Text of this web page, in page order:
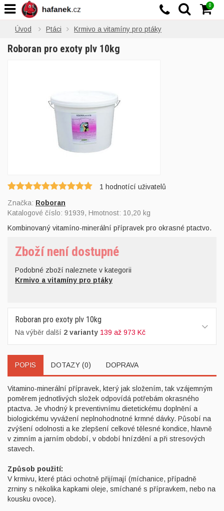
Úvod Ptáci Krmivo a vitamíny pro ptáky
Roboran pro exoty plv 10kg
1 hodnotící uživatelů
Značka: Roboran
Katalogové číslo: 91939, Hmotnost: 10,20 kg
Kombinovaný vitamíno-minerální přípravek pro okrasné ptactvo.
Zboží není dostupné
Podobné zboží naleznete v kategorii
Krmivo a vitamíny pro ptáky
Roboran pro exoty plv 10kg
Na výběr další 2 varianty 139 až 973 Kč
POPIS DOTAZY (0) DOPRAVA
Vitamino-minerální přípravek, který jak složením, tak vzájemným
poměrem jednotlivých složek odpovídá potřebám okrasného
ptactva. Je vhodný k preventivnímu dietetickému doplnění a
biologickému vyvážení neplnohodnotné krmné dávky. Působí na
zvýšení odolnosti a ke zlepšení celkové tělesné kondice, hlavně
v zimním a jarním období, v období hnízdění a při stresových
stavech.
Způsob použití:
V krmivu, které ptáci ochotně přijímají (míchanice, případně
zrniny s několika kapkami oleje, smíchané s přípravkem, nebo na
kousku ovoce).
0